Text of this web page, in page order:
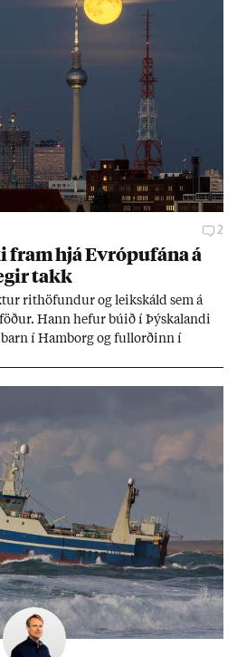
2
hjá Evr­ópuf­ána á
takk
rit­höf­und­ur og leik­skáld sem á
Hann hef­ur bú­ið í Þýskalandi
í Ham­borg og full­orð­inn í